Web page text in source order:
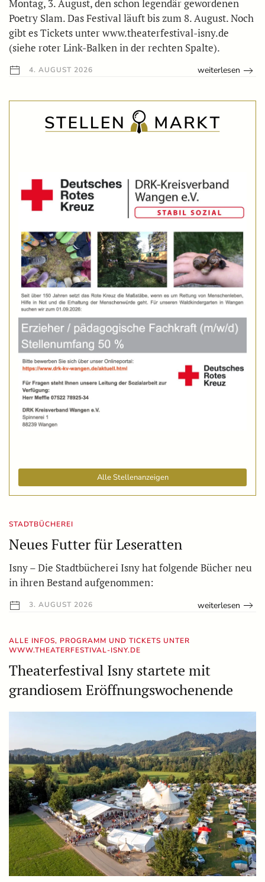
Montag, 3. August, den schon legendär gewordenen
Poetry Slam. Das Festival läuft bis zum 8. August. Noch
gibt es Tickets unter www.theaterfestival-isny.de
(siehe roter Link-Balken in der rechten Spalte).
4. AUGUST 2026 weiterlesen
Alle Stellenanzeigen
STADTBÜCHEREI
Neues Futter für Leseratten
Isny – Die Stadtbücherei Isny hat folgende Bücher neu
in ihren Bestand aufgenommen:
3. AUGUST 2026 weiterlesen
ALLE INFOS, PROGRAMM UND TICKETS UNTER
WWW.THEATERFESTIVAL-ISNY.DE
Theaterfestival Isny startete mit
grandiosem Eröffnungswochenende